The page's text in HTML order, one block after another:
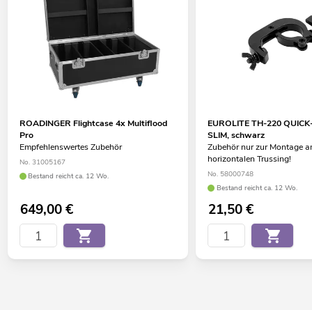
ROADINGER Flightcase 4x Multiflood
Pro
Empfehlenswertes Zubehör
No. 31005167
Bestand reicht ca. 12 Wo.
649,00€
EUROLITE TH-220
SLIM, schwarz
Zubehör nur zur Montage
horizontalen Trussing!
No. 58000748
Bestand reicht ca. 12 Wo.
21,50€